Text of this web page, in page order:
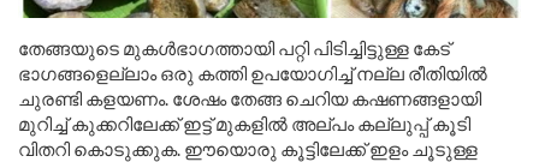
തേങ്ങയുടെ മുകൾഭാഗത്തായി പറ്റി പിടിച്ചിട്ടുള്ള കേട്
ഭാഗങ്ങളെല്ലാം ഒരു കത്തി ഉപയോഗിച്ച് നല്ല രീതിയിൽ
ചുരണ്ടി കളയണം. ശേഷം തേങ്ങ ചെറിയ കഷണങ്ങളായി
മുറിച്ച് കുക്കറിലേക്ക് ഇട്ട് മുകളിൽ അല്പം കല്ലുപ്പ് കൂടി
വിതറി കൊടുക്കുക. ഈയൊരു കൂട്ടിലേക്ക് ഇളം ചൂടുള്ള